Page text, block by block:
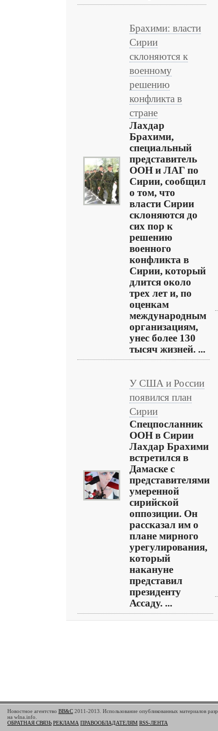
Брахими: власти
Сирии
склоняются к
военному
решению
конфликта в
стране
Лахдар
Брахими,
специальный
представитель
ООН и ЛАГ по
Сирии, сообщил
о том, что
власти Сирии
склоняются до
сих пор к
решению
военного
конфликта в
Сирии, который
длится около
трех лет и, по
оценкам
международным
организациям,
унес более 130
тысяч жизней. ...
У США и России
появился план
Сирии
Спецпосланник
ООН в Сирии
Лахдар Брахими
встретился в
Дамаске с
представителями
умеренной
сирийской
оппозиции. Он
рассказал им о
плане мирного
урегулирования,
который
накануне
представил
президенту
Ассаду. ...
Новостное агентство BB&C 2011-2013. Использование опубликованных материалов
на wlna.info.
ОБРАТНАЯ СВЯЗЬ РЕКЛАМА ПРАВООБЛАДАТЕЛЯМ RSS-ЛЕНТА